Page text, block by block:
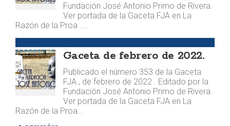
Fundación José Antonio Primo de Rivera.
Ver portada de la Gaceta FJA en La
Razón de la Proa .…
Gaceta de febrero de 2022.
Publicado el número 353 de la Gaceta
FJA , de febrero de 2022 . Editado por la
Fundación José Antonio Primo de Rivera.
Ver portada de la Gaceta FJA en La
Razón de la Proa…